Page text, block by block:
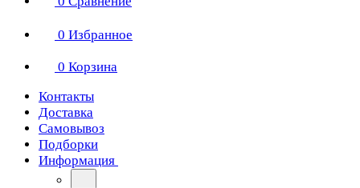
0 Избранное
0 Корзина
Контакты
Доставка
Самовывоз
Подборки
Информация